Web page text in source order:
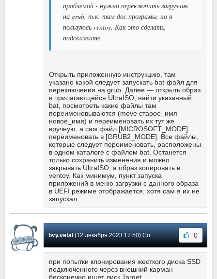
проблемой - нужно переключить загрузчик
на grub, т.к. там дос програмы, но я
пользуюсь ventoy. Как это сделать,
подскажите.
Открыть приложенную инструкцию, там
указано какой следует запускать bat-файл для
переключения на grub. Далее — открыть образ
в прилагающейся UltraISO, найти указанный
bat, посмотреть какие файлы там
переименовываются (move старое_имя
новое_имя) и переименовать их тут же
вручную, а сам файл [MICROSOFT_MODE]
переименовать в [GRUB2_MODE]. Все файлы,
которые следует переименовать, расположены
в одном каталоге с файлом bat. Останется
только сохранить изменения и можно
закрывать UltraISO, а образ копировать в
ventoy. Как минимум, пункт запуска
приложений в меню загрузки с данного образа
в UEFI режиме отображается, хотя сам я их не
запускал.
bvy.vetal(12 декабря 2023 17:50) Сообщение #549 0
при попытки клонирования жесткого диска SSD
подключенного через внешний карман
бесконечно ищет диск Target